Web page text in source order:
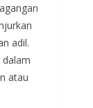
adil.
atau